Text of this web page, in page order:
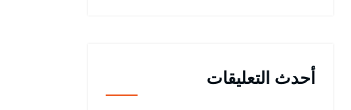
أحدث التعليقات